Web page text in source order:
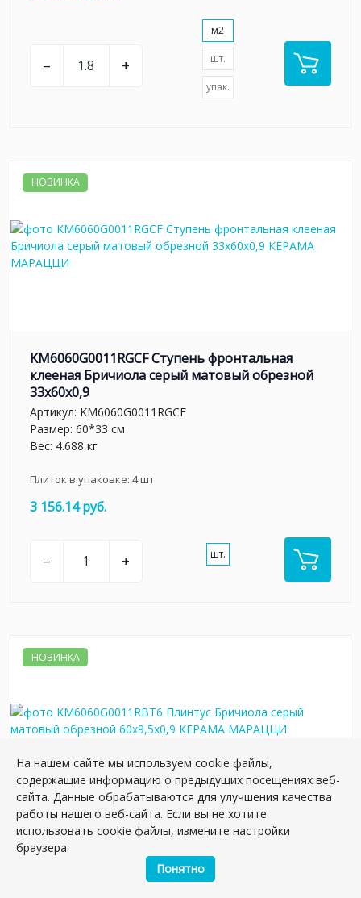
– +
м2
шт.
упак.
НОВИНКА
KM6060G0011RGCF Ступень фронтальная
клееная Бричиола серый матовый обрезной
33x60x0,9
Артикул: KM6060G0011RGCF
Размер: 60*33 см
Вес: 4.688 кг
Плиток в упаковке: 4шт
3 156.14 руб.
– + шт.
НОВИНКА
KM6060G0011RBT6 Плинтус Бричиола серый
матовый обрезной 60x9,5x0,9
KM6060G0011RBT6
На нашем сайте мы используем cookie файлы,
содержащие информацию о предыдущих посещениях веб-
сайта. Данные обрабатываются для улучшения качества
работы нашего веб-сайта. Если вы не хотите
использовать cookie файлы, измените настройки
браузера.
Понятно